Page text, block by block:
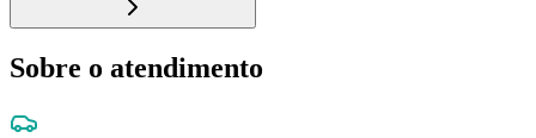
Sobre o atendimento